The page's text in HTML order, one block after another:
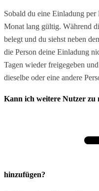
Sobald du eine Einladung
Monat lang gültig. Während
belegt und du siehst neben
die Person deine Einladung
Tagen wieder freigegeben
dieselbe oder eine andere
Kann ich weitere Nutzer zu
hinzufügen?